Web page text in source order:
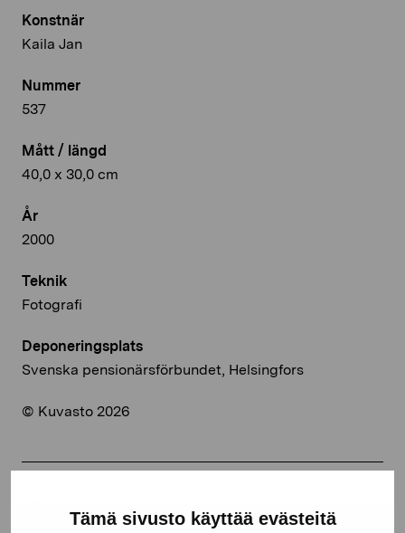
Tämä sivusto käyttää evästeitä
Konstnär
Kaila Jan
Nummer
537
Mått / längd
40,0 x 30,0 cm
År
2000
Teknik
Fotografi
Deponeringsplats
Svenska pensionärsförbundet, Helsingfors
© Kuvasto 2026